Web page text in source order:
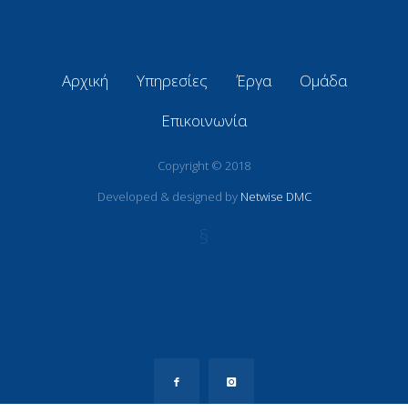
Αρχική Υπηρεσίες Έργα
Ομάδα
Επικοινωνία
Copyright © 2018
Developed & designed by Netwise DMC
§